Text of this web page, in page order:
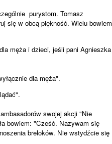
purystom. Tomasz
się w obcą piękność. Wielu bowiem
męża i dzieci, jeśli pani Agnieszka
dla męża".
swojej akcji "Nie
bowiem: "Cześć. Nazywam się
breloków. Nie wstydźcie się